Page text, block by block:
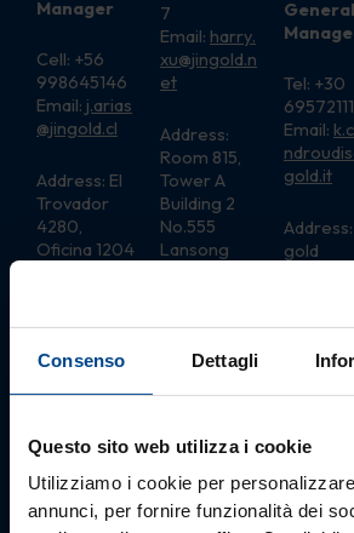
Consenso Dettagli
Questo sito web utilizza i cookie
Utilizziamo i cookie per
annunci, per fornire funzionalità dei
Manager
Cell: +56
998645146
Email: j.arias
@jingold.cl
Address: El
Trovador
4280,
Oficina 1204
7
Email: harry.
xu@jingold.n
et
Address:
Room 815,
Tower A
Building 2
No.555
Lansong
Shanghai
General
Tel: +30
Email:
gold.it
gold
54625,